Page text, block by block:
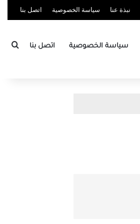
نبذة عنا سياسة الخصوصية اتصل بنا
سياسة الخصوصية اتصل بنا